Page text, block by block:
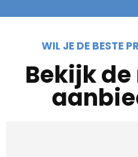
WIL JE DE BESTE
Bekijk